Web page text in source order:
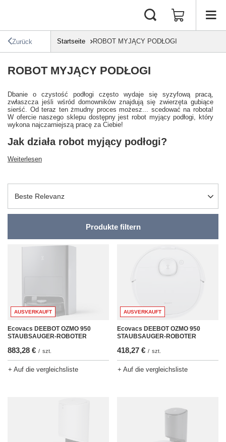
Zurück Startseite ROBOT MYJĄCY PODŁOGI
ROBOT MYJĄCY PODŁOGI
Dbanie o czystość podłogi często wydaje się syzyfową pracą,
zwłaszcza jeśli wśród domowników znajdują się zwierzęta gubiące
sierść. Od teraz ten żmudny proces możesz... scedować na robota!
W ofercie naszego sklepu dostępny jest robot myjący podłogi, który
wykona najczarniejszą pracę za Ciebie!
Jak działa robot myjący podłogi?
Weiterlesen
Sortierung ändern
Beste Relevanz
Produkte filtern
AUSVERKAUFT
Ecovacs DEEBOT OZMO 950
STAUBSAUGER-ROBOTER
883,28 € / szt.
+ Auf die vergleichsliste
AUSVERKAUFT
Ecovacs DEEBOT OZMO 950
STAUBSAUGER-ROBOTER
418,27 € / szt.
+ Auf die vergleichsliste